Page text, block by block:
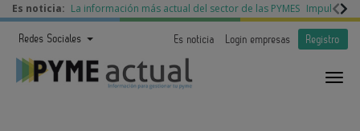
Es noticia: La información más actual del sector de las PYMES Impulso a
Redes Sociales Es noticia Login empresas Registro